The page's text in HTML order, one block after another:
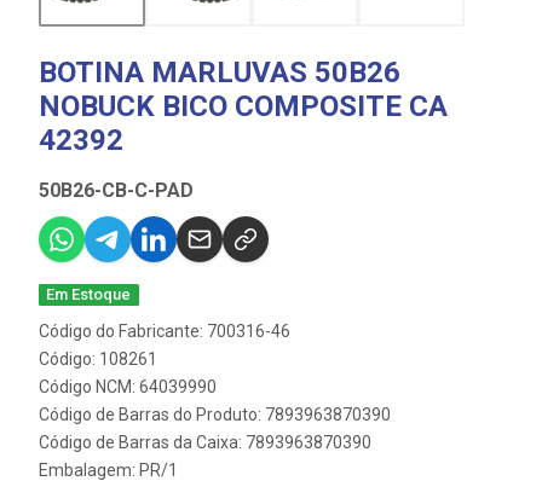
BOTINA MARLUVAS 50B26
NOBUCK BICO COMPOSITE CA
42392
50B26-CB-C-PAD
Em Estoque
Código do Fabricante: 700316-46
Código: 108261
Código NCM: 64039990
Código de Barras do Produto: 7893963870390
Código de Barras da Caixa: 7893963870390
Embalagem: PR/1